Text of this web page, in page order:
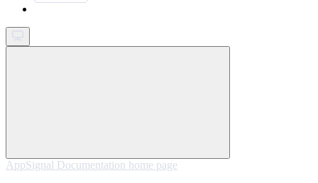
AppSignal Documentation home page